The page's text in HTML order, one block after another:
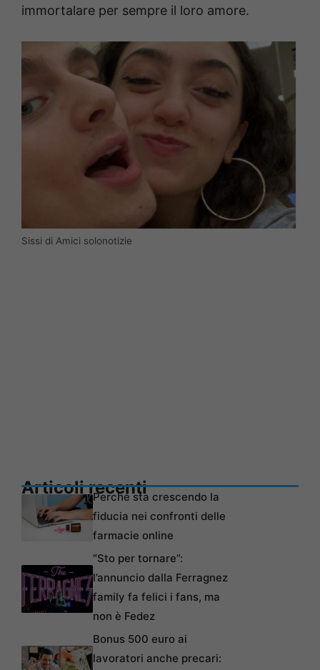
immortalare per sempre il loro amore.
Sissi di Amici solonotizie
Articoli recentiPerché sta crescendo la
fiducia nei confronti delle
farmacie online
“Sto per tornare”:
l’annuncio dalla Ferragnez
family fa felici i fans, ma
non è Fedez
Bonus 500 euro ai
lavoratori anche precari: